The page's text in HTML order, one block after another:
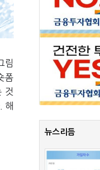
림
폼
것
해
뉴스리듬